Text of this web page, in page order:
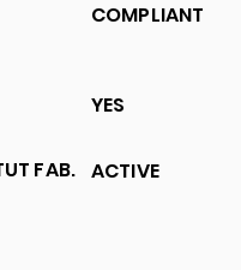
COMPLIANT
FAB.
YES
ACTIVE